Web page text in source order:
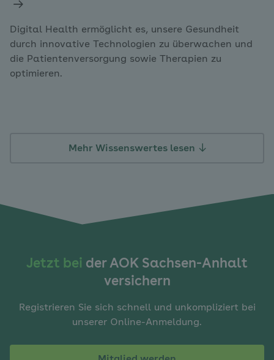
Digital Health ermöglicht es, unsere Gesundheit
durch innovative Technologien zu überwachen und
die Patientenversorgung sowie Therapien zu
optimieren.
Mehr Wissenswertes lesen
Jetzt bei der AOK Sachsen-Anhalt
versichern
Registrieren Sie sich schnell und unkompliziert bei
unserer Online-Anmeldung.